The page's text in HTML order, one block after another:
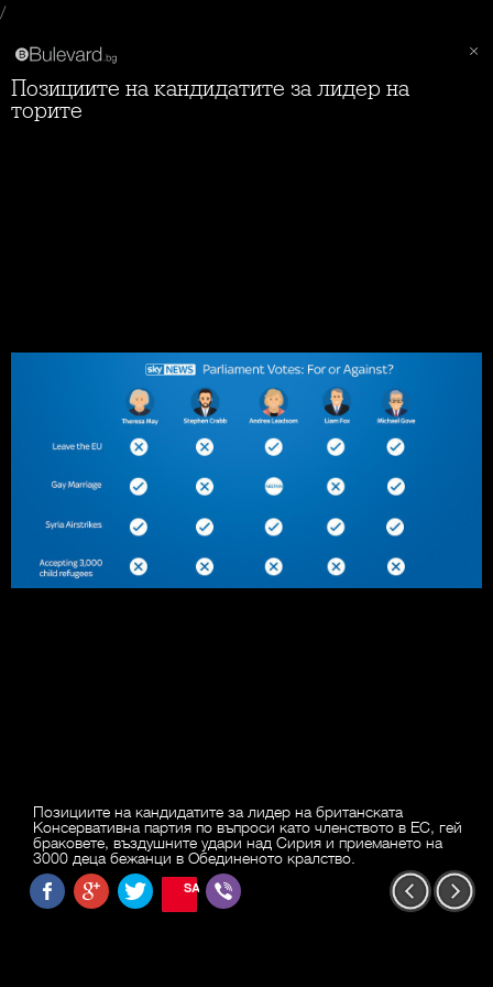
/
Позициите на кандидатите за лидер на
торите
Позициите на кандидатите за лидер на британската
Консервативна партия по въпроси като членството в ЕС, гей
браковете, въздушните удари над Сирия и приемането на
3000 деца бежанци в Обединеното кралство.
SAVE